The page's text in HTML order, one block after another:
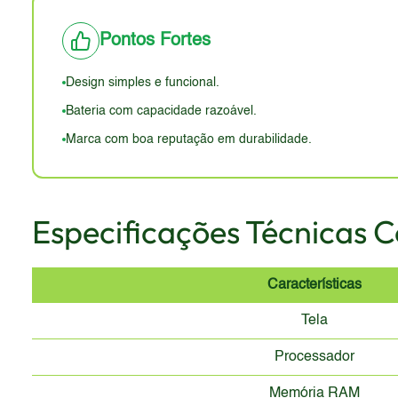
A durabilidade pode ser um ponto positivo da
provavelmente será simples, sem os elementos de
Pontos Fortes
Design simples e funcional.
Bateria com capacidade razoável.
Marca com boa reputação em durabilidade.
Especificações Técnicas
Características
Tela
Processador
Memória RAM